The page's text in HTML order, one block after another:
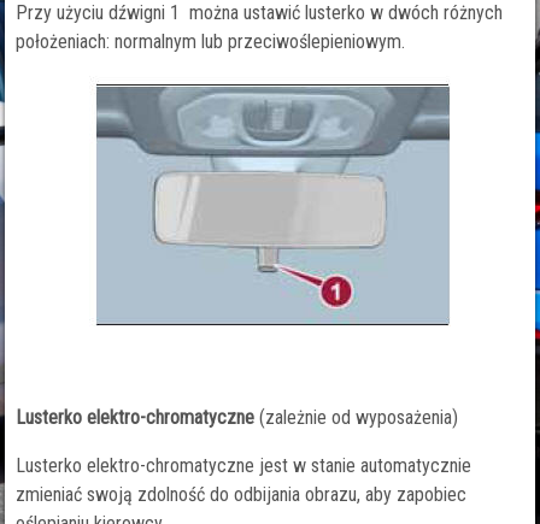
Przy użyciu dźwigni 1 można ustawić lusterko w dwóch różnych
położeniach: normalnym lub przeciwoślepieniowym.
Lusterko elektro-chromatyczne (zależnie od wyposażenia)
Lusterko elektro-chromatyczne jest w stanie automatycznie
zmieniać swoją zdolność do odbijania obrazu, aby zapobiec